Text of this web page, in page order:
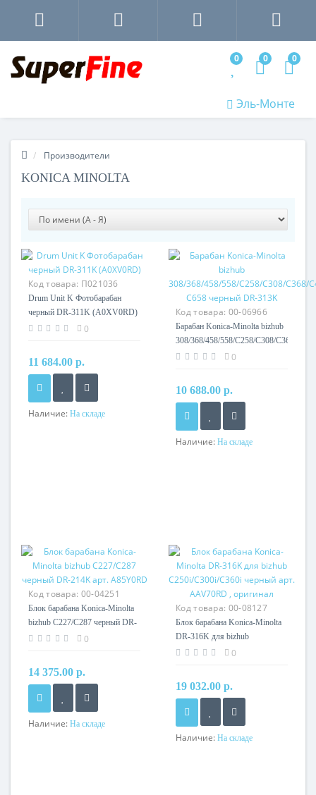
0 0 0
Эль-Монте
Производители
KONICA MINOLTA
Код товара: П021036
Drum Unit K Фотобарабан
черный DR-311K (A0XV0RD)
0
11 684.00 р.
Наличие: На складе
Код товара: 00-06966
Барабан Konica-Minolta bizhub
308/368/458/558/C258/C308/C368/
C658 черный DR-313K
0
10 688.00 р.
Наличие: На складе
Код товара: 00-04251
Блок барабана Konica-Minolta
bizhub C227/C287 черный DR-
214K арт. A85Y0RD
0
14 375.00 р.
Наличие: На складе
Код товара: 00-08127
Блок барабана Konica-Minolta
DR-316K для bizhub
C250i/C300i/C360i черный арт.
0
19 032.00 р.
Наличие: На складе